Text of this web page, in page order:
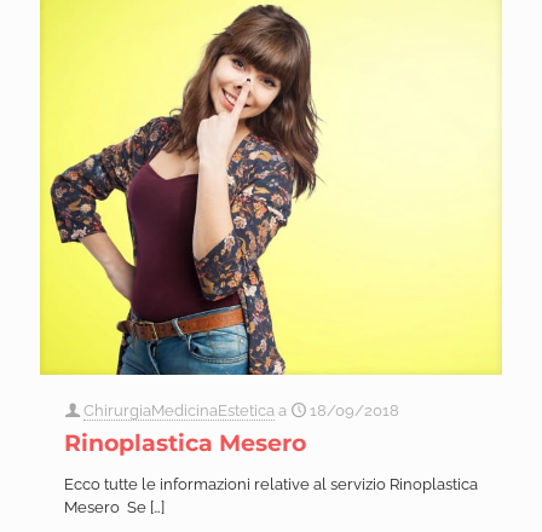
ChirurgiaMedicinaEstetica a 18/09/2018
Rinoplastica Mesero
Ecco tutte le informazioni relative al servizio Rinoplastica
Mesero Se […]